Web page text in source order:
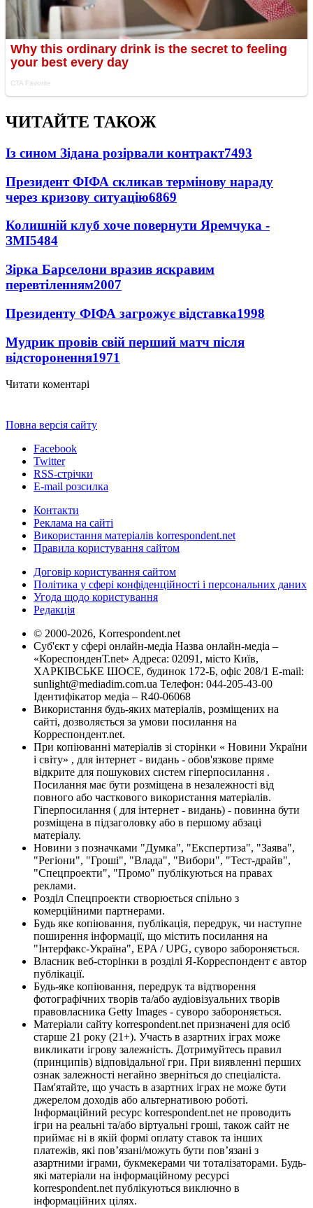
ЧИТАЙТЕ ТАКОЖ
Із сином Зідана розірвали контракт7493
Президент ФІФА скликав термінову нараду
через кризову ситуацію6869
Колишній клуб хоче повернути Яремчука -
ЗМІ5484
Зірка Барселони вразив яскравим
перевтіленням2007
Президенту ФІФА загрожує відставка1998
Мудрик провів свій перший матч після
відсторонення1971
Читати коментарі
Повна версія сайту
Facebook
Twitter
RSS-стрічки
E-mail розсилка
Контакти
Реклама на сайті
Використання матеріалів korrespondent.net
Правила користування сайтом
Договір користування сайтом
Політика у сфері конфіденційності і персональних даних
Угода щодо користування
Редакція
© 2000-2026, Korrespondent.net
Суб'єкт у сфері онлайн-медіа Назва онлайн-медіа –
«КореспонденТ.net» Адреса: 02091, місто Київ,
ХАРКІВСЬКЕ ШОСЕ, будинок 172-Б, офіс 208/1 E-mail:
sunlight@mediadim.com.ua Телефон: 044-205-43-00
Ідентифікатор медіа – R40-06068
Використання будь-яких матеріалів, розміщених на
сайті, дозволяється за умови посилання на
Корреспондент.net.
При копіюванні матеріалів зі сторінки « Новини України
і світу» , для інтернет - видань - обов'язкове пряме
відкрите для пошукових систем гіперпосилання .
Посилання має бути розміщена в незалежності від
повного або часткового використання матеріалів.
Гіперпосилання ( для інтернет - видань) - повинна бути
розміщена в підзаголовку або в першому абзаці
матеріалу.
Новини з позначками "Думка", "Експертиза", "Заява",
"Регіони", "Гроші", "Влада", "Вибори", "Тест-драйв",
"Спецпроекти", "Промо" публікуються на правах
реклами.
Розділ Спецпроекти створюється спільно з
комерційними партнерами.
Будь яке копіювання, публікація, передрук, чи наступне
поширення інформації, що містить посилання на
"Інтерфакс-Україна", EPA / UPG, суворо забороняється.
Власник веб-сторінки в розділі Я-Корреспондент є автор
публікації.
Будь-яке копіювання, передрук та відтворення
фотографічних творів та/або аудіовізуальних творів
правовласника Getty Images - суворо забороняється.
Матеріали сайту korrespondent.net призначені для осіб
старше 21 року (21+). Участь в азартних іграх може
викликати ігрову залежність. Дотримуйтесь правил
(принципів) відповідальної гри. При виявленні перших
ознак залежності негайно зверніться до спеціаліста.
Пам'ятайте, що участь в азартних іграх не може бути
джерелом доходів або альтернативою роботі.
Інформаційний ресурс korrespondent.net не проводить
ігри на реальні та/або віртуальні гроші, також сайт не
приймає ні в якій формі оплату ставок та інших
платежів, які пов’язані/можуть бути пов’язані з
азартними іграми, букмекерами чи тоталізаторами. Будь-
які матеріали на інформаційному ресурсі
korrespondent.net публікуються виключно в
інформаційних цілях.